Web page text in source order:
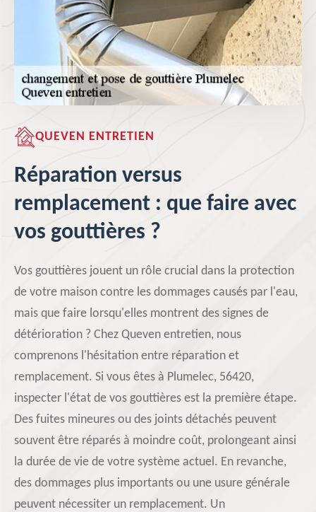
QUEVEN ENTRETIEN
Réparation versus
remplacement : que faire avec
vos gouttières ?
Vos gouttières jouent un rôle crucial dans la protection
de votre maison contre les dommages causés par l'eau,
mais que faire lorsqu'elles montrent des signes de
détérioration ? Chez Queven entretien, nous
comprenons l'hésitation entre réparation et
remplacement. Si vous êtes à Plumelec, 56420,
inspecter l'état de vos gouttières est la première étape.
Des fuites mineures ou des joints détachés peuvent
souvent être réparés à moindre coût, prolongeant ainsi
la durée de vie de votre système actuel. En revanche,
des dommages plus importants ou une usure générale
peuvent nécessiter un remplacement. Un